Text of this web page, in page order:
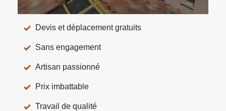
Devis et déplacement gratuits
Sans engagement
Artisan passionné
Prix imbattable
Travail de qualité